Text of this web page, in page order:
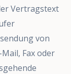
Vertragstext
von
Fax oder